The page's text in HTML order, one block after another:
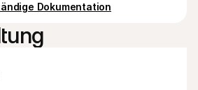
Dokumentation